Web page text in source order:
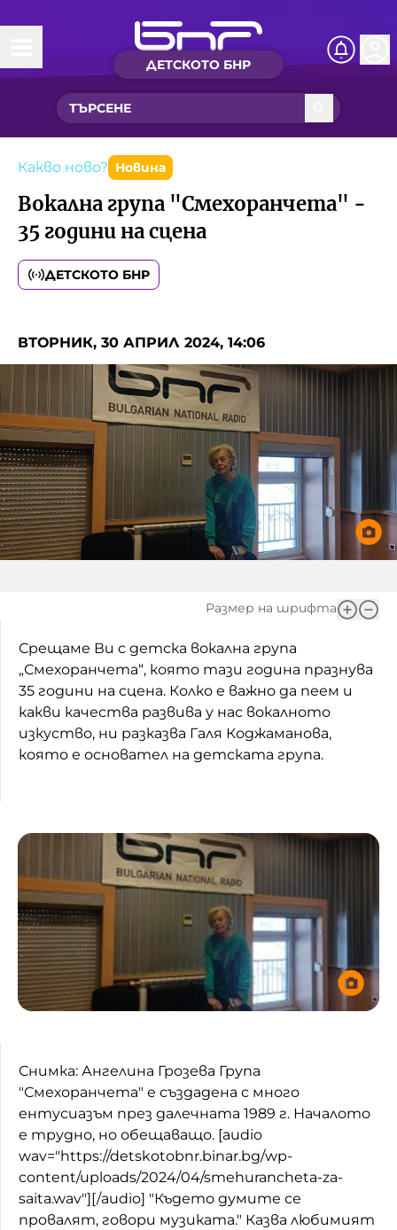
ДЕТСКОТО БНР
Начало
Какво ново?
Рубрики с вълшебства
Детско радио
Чуйте
Новините на детски език
Песнички
Интересен архив
Нашите гости
Фантазирай
Приказки
История на изкуството
Музикална кутийка
Яйцето на света
Къщата
Златната ябълка
Непознатите думи
Питаме Ви
До ре ми
Игри
Кои сме ние?
За вас, родители
БНР
БНР Новини
Какво ново? Новина
Вокална група "Смехоранчета" -
35 години на сцена
ДЕТСКОТО БНР
ВТОРНИК, 30 АПРИЛ 2024, 14:06
Размер на шрифта
Срещаме Ви с детска вокална група
„Смехоранчета“, която тази година празнува
35 години на сцена. Колко е важно да пеем и
какви качества развива у нас вокалното
изкуство, ни разказва Галя Коджаманова,
която е основател на детската група.
Снимка: Ангелина Грозева Група
"Смехоранчета" е създадена с много
ентусиазъм през далечната 1989 г. Началото
е трудно, но обещаващо. [audio
wav="https://detskotobnr.binar.bg/wp-
content/uploads/2024/04/smehurancheta-za-
saita.wav"][/audio] "Където думите се
провалят, говори музиката." Казва любимият